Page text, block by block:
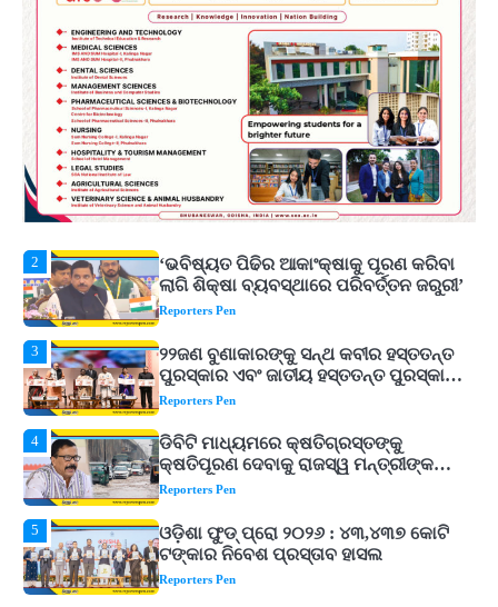
ଓଡ଼ିଶା ଫୁଡ୍ ପ୍ରୋ ୨୦୨୬ : ୪୩,୪୩୭ କୋଟି
ଟଙ୍କାର ନିବେଶ ପ୍ରସ୍ତାବ ହାସଲ
ଘରର ବାସ୍ତୁଦୋଷ ଦୂର କରିବ ଲିଲି ଫୁଲ!
2
‘ଭବିଷ୍ୟତ ପିଢିର ଆକାଂକ୍ଷାକୁ ପୂରଣ କରିବା
ଲାଗି ଶିକ୍ଷା ବ୍ୟବସ୍ଥାରେ ପରିବର୍ତ୍ତନ ଜରୁରୀ’
3
୨୨ଜଣ ବୁଣାକାରଙ୍କୁ ସନ୍ଥ କବୀର ହସ୍ତତନ୍ତ
ପୁରସ୍କାର ଏବଂ ଜାତୀୟ ହସ୍ତତନ୍ତ ପୁରସ୍କାର
ପ୍ରଦାନ, ଓଡ଼ିଶାରୁ ୨ ଜଣଙ୍କୁ ମିଳିଲା
Reporters Pen
4
ଡିବିଟି ମାଧ୍ୟମରେ କ୍ଷତିଗ୍ରସ୍ତଙ୍କୁ
କ୍ଷତିପୂରଣ ଦେବାକୁ ରାଜସ୍ୱ ମନ୍ତ୍ରୀଙ୍କ
ନିର୍ଦ୍ଦେଶ
Reporters Pen
5
ଓଡ଼ିଶା ଫୁଡ୍ ପ୍ରୋ ୨୦୨୬ : ୪୩,୪୩୭ କୋଟି
ଟଙ୍କାର ନିବେଶ ପ୍ରସ୍ତାବ ହାସଲ
Reporters Pen
1
ଘରର ବାସ୍ତୁଦୋଷ ଦୂର କରିବ ଲିଲି ଫୁଲ!
Reporters Pen